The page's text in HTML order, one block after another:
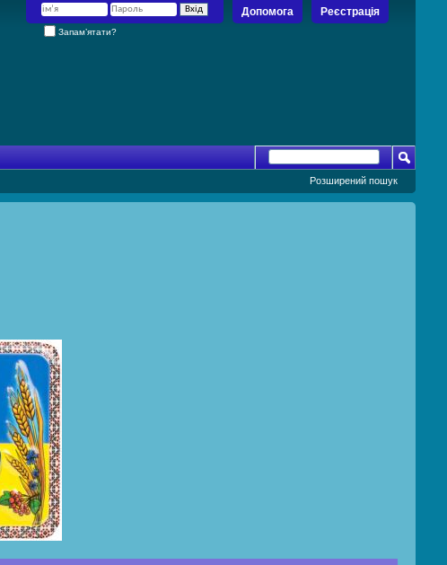
Реєстрація
Допомога
Запам’ятати?
Розширений пошук